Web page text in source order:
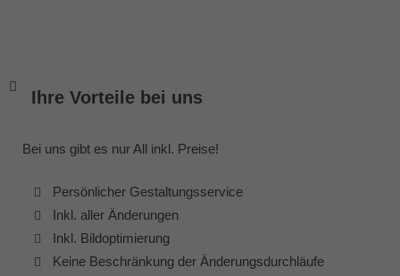
Ihre Vorteile bei uns
Bei uns gibt es nur All inkl. Preise!
Persönlicher Gestaltungsservice
Inkl. aller Änderungen
Inkl. Bildoptimierung
Keine Beschränkung der Änderungsdurchläufe